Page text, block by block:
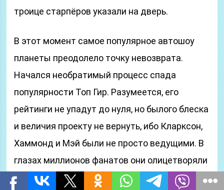
троице старпёров указали на дверь.
В этот момент самое популярное автошоу
планеты преодолело точку невозврата.
Начался необратимый процесс спада
популярности Топ Гир. Разумеется, его
рейтинги не упадут до нуля, но былого блеска
и величия проекту не вернуть, ибо Кларксон,
Хаммонд и Мэй были не просто ведущими. В
глазах миллионов фанатов они олицетворяли
Топ Гир, они — это Топ Гир!